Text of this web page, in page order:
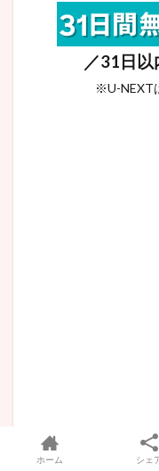
／31日
※U-NEXT
ホーム シェ